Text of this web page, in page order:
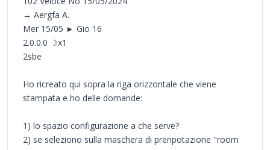
→ Aergfa A.
Mer 15/05 ► Gio 16
2.0.0.0 ☽x1
2sbe
Ho ricreato qui sopra la riga orizzontale che viene
stampata e ho delle domande:
1) lo spazio configurazione a che serve?
2) se seleziono sulla maschera di prenpotazione "room